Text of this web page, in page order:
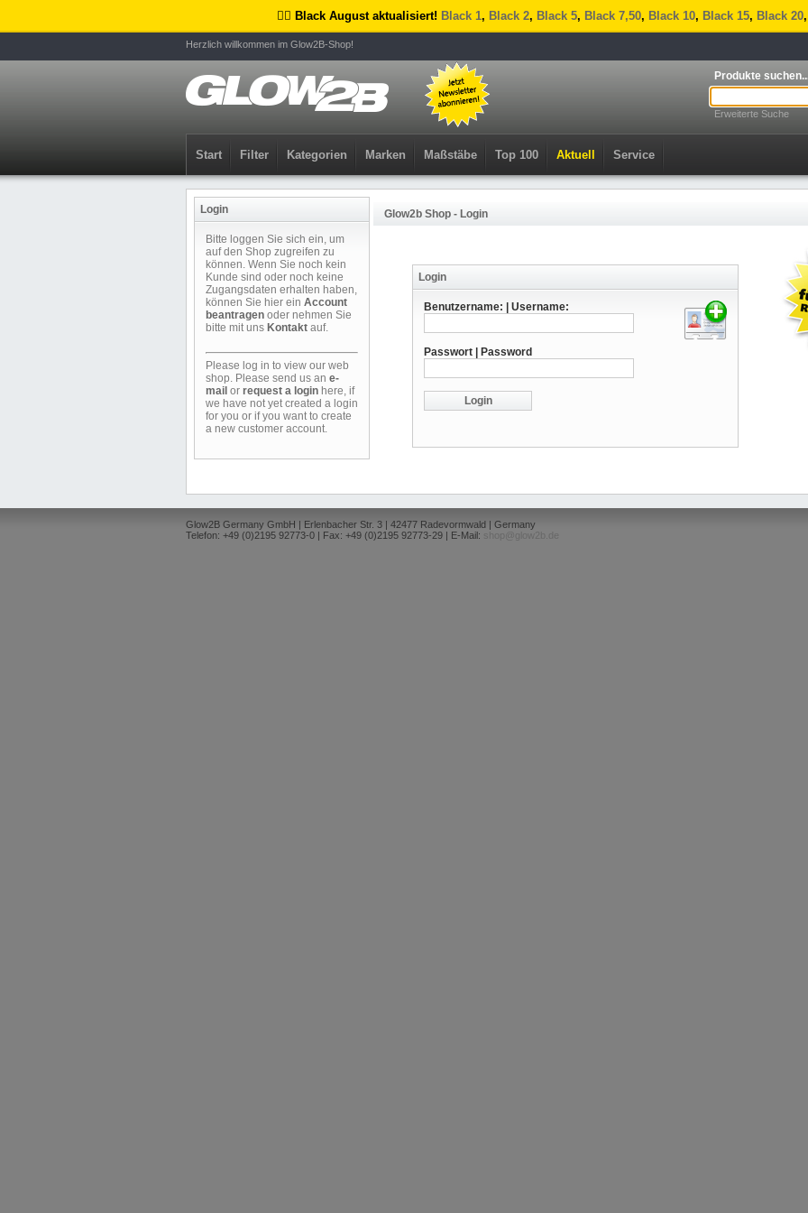
🏴‍☠️ Black August aktualisiert! Black 1, Black 2, Black 5, Black 7,50, Black 10, Black 15, Black 20,
Herzlich willkommen im Glow2B-Shop!
Produkte
Erweiterte Suche
Start Filter Kategorien Marken Maßstäbe Top 100 Aktuell Service
Login
Bitte loggen Sie sich ein, um
auf den Shop zugreifen zu
können. Wenn Sie noch kein
Kunde sind oder noch keine
Zugangsdaten erhalten haben,
können Sie hier ein Account
beantragen oder nehmen Sie
bitte mit uns Kontakt auf.
Please log in to view our web
shop. Please send us an e-
mail or request a login here, if
we have not yet created a login
for you or if you want to create
a new customer account.
Glow2b Shop - Login
Login
Benutzername: | Username:
Passwort | Password
Glow2B Germany GmbH | Erlenbacher Str. 3 | 42477 Radevormwald | Germany
Telefon: +49 (0)2195 92773-0 | Fax: +49 (0)2195 92773-29 | E-Mail:
shop@glow2b.de